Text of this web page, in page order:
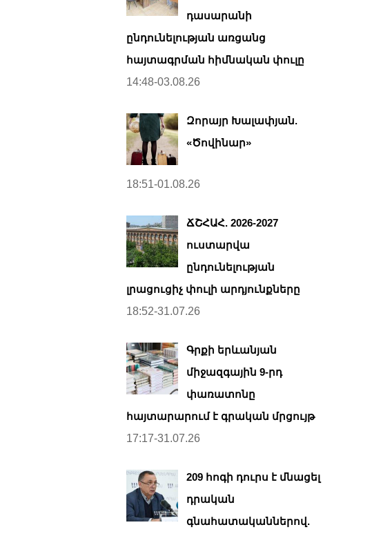
դասարանի
ընդունելության առցանց
հայտագրման հիմնական փուլը
14:48-03.08.26
Զորայր Խալափյան.
«Ծովինար»
18:51-01.08.26
ՃՇՀԱՀ. 2026-2027
ուստարվա
ընդունելության
լրացուցիչ փուլի արդյունքները
18:52-31.07.26
Գրքի երևանյան
միջազգային 9-րդ
փառատոնը
հայտարարում է գրական մրցույթ
17:17-31.07.26
209 հոգի դուրս է մնացել
դրական
գնահատականներով.